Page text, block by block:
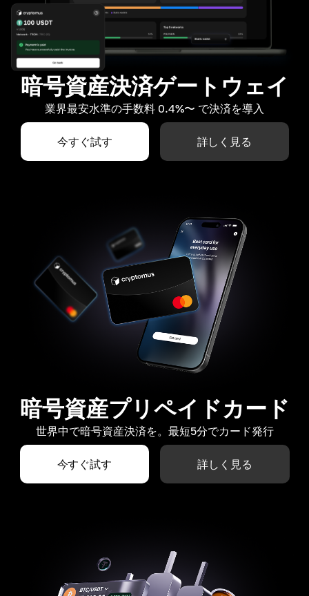
暗号資産決済ゲートウェイ
業界最安水準の手数料 0.4%〜 で決済を導入
今すぐ試す 詳しく見る
暗号資産プリペイドカード
世界中で暗号資産決済を。最短5分でカード発行
今すぐ試す 詳しく見る